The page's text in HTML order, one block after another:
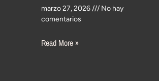
marzo 27, 2026
No hay
comentarios
Read More »